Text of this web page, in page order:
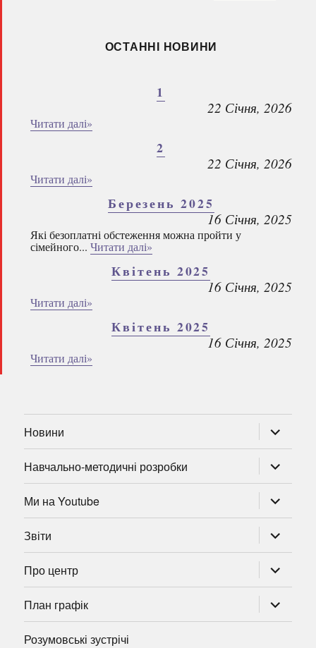
ОСТАННІ НОВИНИ
1
22 Січня, 2026
Читати далі»
2
22 Січня, 2026
Читати далі»
Березень 2025
16 Січня, 2025
Які безоплатні обстеження можна пройти у
сімейного... Читати далі»
Квітень 2025
16 Січня, 2025
Читати далі»
Квітень 2025
16 Січня, 2025
Читати далі»
Новини
підменю
Навчально-методичні розробки
підменю
Ми на Youtube
підменю
Звіти
підменю
Про центр
підменю
План графік
підменю
Розумовські зустрічі